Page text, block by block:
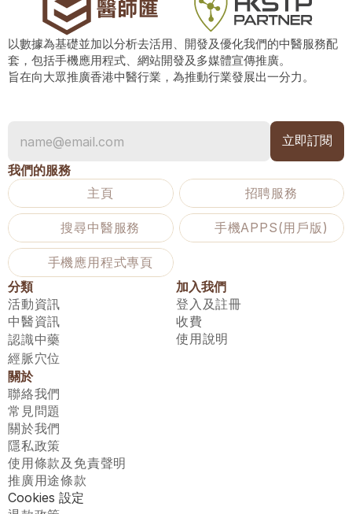
以數據為基礎並加以分析去活用、開發及優化我們的中醫服務配
套，包括手機應用程式、網站開發及多媒體宣傳推廣。
旨在向大眾推廣香港中醫行業，為推動行業發展出一分力。
我們的服務
主頁
招聘服務
搜尋中醫服務 手機APPS(用戶版)
手機應用程式專頁
分類
活動資訊
中醫資訊
認識中藥
經脈穴位
加入我們
登入及註冊
收費
使用說明
關於
聯絡我們
常見問題
關於我們
隱私政策
使用條款及免責聲明
推廣用途條款
Cookies 設定